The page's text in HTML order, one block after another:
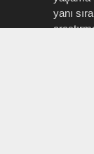
yanı